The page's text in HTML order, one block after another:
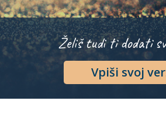
Želiš tudi ti dodati
Vpiši svoj